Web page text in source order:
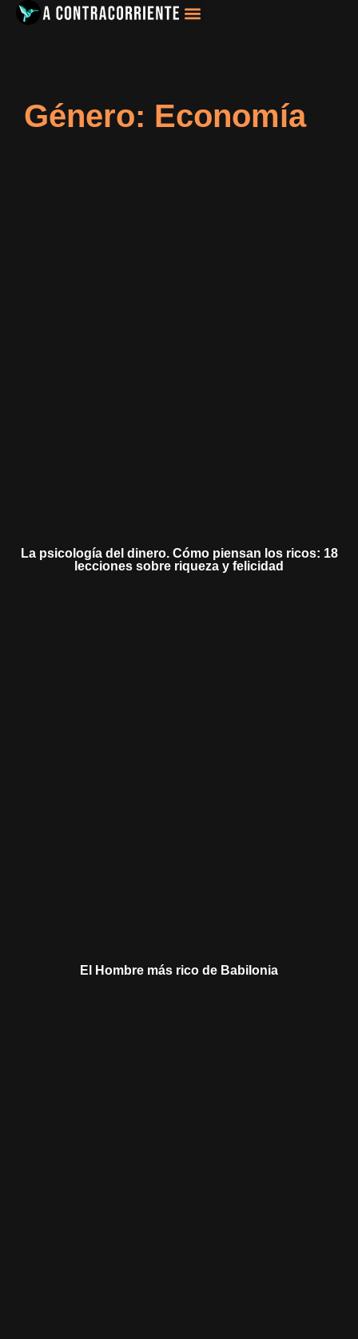
Género: Economía
La psicología del dinero. Cómo piensan los ricos: 18
lecciones sobre riqueza y felicidad
El Hombre más rico de Babilonia